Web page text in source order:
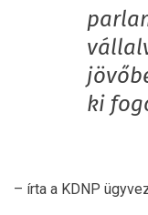
ki
– írta a KDNP